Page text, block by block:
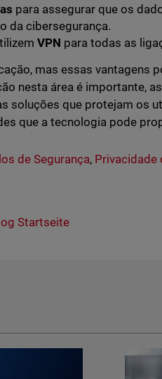
para assegurar que os
da cibersegurança.
VPN para todas as
mas essas vantagens
nesta área é importante,
soluções que protejam os
que a tecnologia pode
de Segurança, Privacidade
Startseite